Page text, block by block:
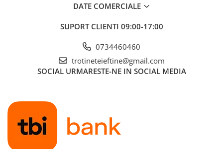
DATE COMERCIALE
SUPORT CLIENTI 09:00-17:00
0734460460
trotineteieftine@gmail.com
SOCIAL URMARESTE-NE IN SOCIAL MEDIA